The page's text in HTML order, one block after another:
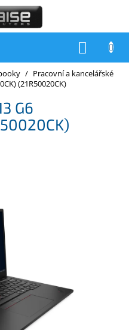
/ Pracovní a kancelářské
(21R50020CK)
G6